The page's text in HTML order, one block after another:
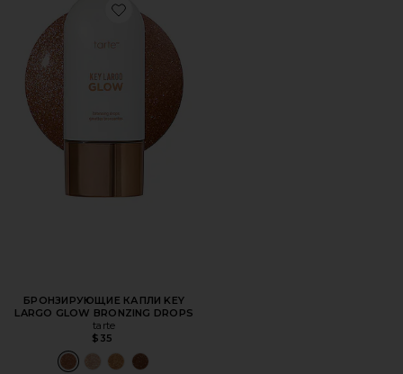
Favorite БРОНЗИРУЮЩИЕ КАПЛИ KEY LARGO GLOW
БРОНЗИРУЮЩИЕ КАПЛИ KEY
LARGO GLOW BRONZING DROPS
tarte
$35